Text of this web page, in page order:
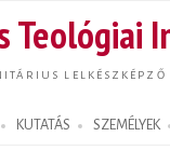
Teológiai
LELKÉSZKÉPZŐ
KUTATÁS SZEMÉLYEK